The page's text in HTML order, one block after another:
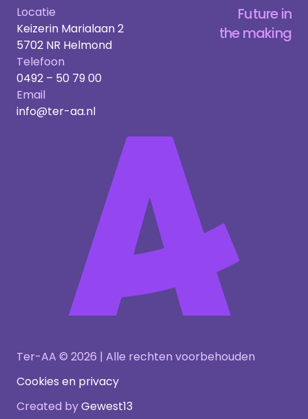
Locatie
Keizerin Marialaan 2
5702 NR Helmond
Telefoon
0492 – 50 79 00
Email
info@ter-aa.nl
Future in
the making
Ter-AA © 2026 | Alle rechten voorbehouden
Cookies en privacy
Created byGewest13